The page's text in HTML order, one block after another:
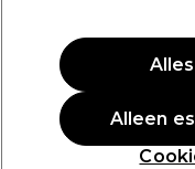
PROMOTIE
Alleen